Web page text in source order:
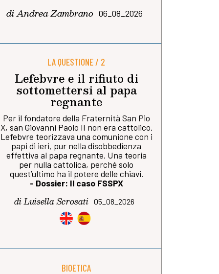
di Andrea Zambrano 06_08_2026
LA QUESTIONE / 2
Lefebvre e il rifiuto di
sottomettersi al papa
regnante
Per il fondatore della Fraternità San Pio
X, san Giovanni Paolo II non era cattolico.
Lefebvre teorizzava una comunione con i
papi di ieri, pur nella disobbedienza
effettiva al papa regnante. Una teoria
per nulla cattolica, perché solo
quest’ultimo ha il potere delle chiavi.
- Dossier: Il caso FSSPX
di Luisella Scrosati 05_08_2026
BIOETICA